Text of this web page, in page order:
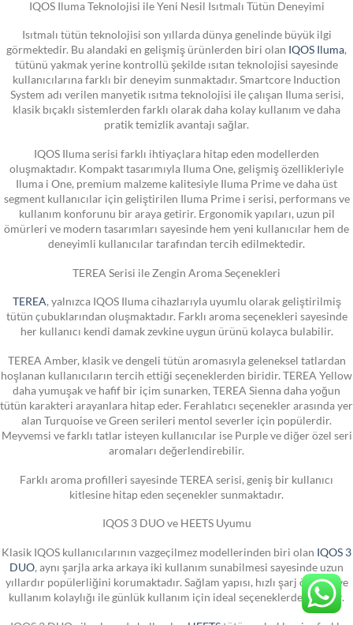
IQOS Iluma Teknolojisi ile Yeni Nesil Isıtmalı Tütün Deneyimi
Isıtmalı tütün teknolojisi son yıllarda dünya genelinde büyük ilgi
görmektedir. Bu alandaki en gelişmiş ürünlerden biri olan IQOS Iluma,
tütünü yakmak yerine kontrollü şekilde ısıtan teknolojisi sayesinde
kullanıcılarına farklı bir deneyim sunmaktadır. Smartcore Induction
System adı verilen manyetik ısıtma teknolojisi ile çalışan Iluma serisi,
klasik bıçaklı sistemlerden farklı olarak daha kolay kullanım ve daha
pratik temizlik avantajı sağlar.
IQOS Iluma serisi farklı ihtiyaçlara hitap eden modellerden
oluşmaktadır. Kompakt tasarımıyla Iluma One, gelişmiş özellikleriyle
Iluma i One, premium malzeme kalitesiyle Iluma Prime ve daha üst
segment kullanıcılar için geliştirilen Iluma Prime i serisi, performans ve
kullanım konforunu bir araya getirir. Ergonomik yapıları, uzun pil
ömürleri ve modern tasarımları sayesinde hem yeni kullanıcılar hem de
deneyimli kullanıcılar tarafından tercih edilmektedir.
TEREA Serisi ile Zengin Aroma Seçenekleri
TEREA, yalnızca IQOS Iluma cihazlarıyla uyumlu olarak geliştirilmiş
tütün çubuklarından oluşmaktadır. Farklı aroma seçenekleri sayesinde
her kullanıcı kendi damak zevkine uygun ürünü kolayca bulabilir.
TEREA Amber, klasik ve dengeli tütün aromasıyla geleneksel tatlardan
hoşlanan kullanıcıların tercih ettiği seçeneklerden biridir. TEREA Yellow
daha yumuşak ve hafif bir içim sunarken, TEREA Sienna daha yoğun
tütün karakteri arayanlara hitap eder. Ferahlatıcı seçenekler arasında yer
alan Turquoise ve Green serileri mentol severler için popülerdir.
Meyvemsi ve farklı tatlar isteyen kullanıcılar ise Purple ve diğer özel seri
aromaları değerlendirebilir.
Farklı aroma profilleri sayesinde TEREA serisi, geniş bir kullanıcı
kitlesine hitap eden seçenekler sunmaktadır.
IQOS 3 DUO ve HEETS Uyumu
Klasik IQOS kullanıcılarının vazgeçilmez modellerinden biri olan IQOS 3
DUO, aynı şarjla arka arkaya iki kullanım sunabilmesi sayesinde uzun
yıllardır popülerliğini korumaktadır. Sağlam yapısı, hızlı şarj özelliği ve
kullanım kolaylığı ile günlük kullanım için ideal seçeneklerden biridir.